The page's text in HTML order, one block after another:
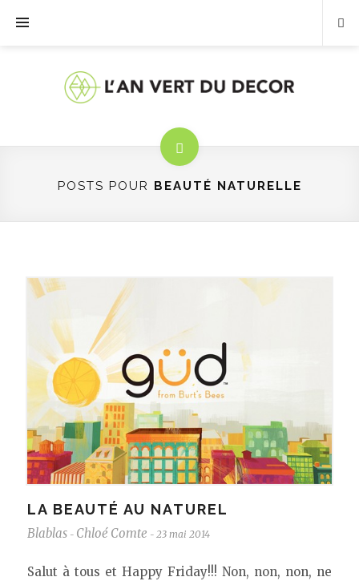
POSTS POUR BEAUTÉ NATURELLE
LA BEAUTÉ AU NATUREL
Blablas - Chloé Comte - 23 mai 2014
Salut à tous et Happy Friday!!! Non, non, non, ne